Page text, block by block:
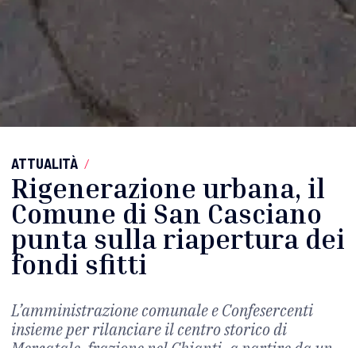
ATTUALITÀ /
Rigenerazione urbana, il
Comune di San Casciano
punta sulla riapertura dei
fondi sfitti
L’amministrazione comunale e Confesercenti
insieme per rilanciare il centro storico di